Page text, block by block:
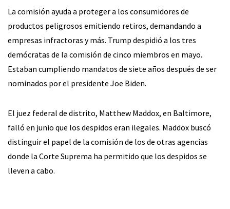
La comisión ayuda a proteger a los consumidores de
productos peligrosos emitiendo retiros, demandando a
empresas infractoras y más. Trump despidió a los tres
demócratas de la comisión de cinco miembros en mayo.
Estaban cumpliendo mandatos de siete años después de ser
nominados por el presidente Joe Biden.
El juez federal de distrito, Matthew Maddox, en Baltimore,
falló en junio que los despidos eran ilegales. Maddox buscó
distinguir el papel de la comisión de los de otras agencias
donde la Corte Suprema ha permitido que los despidos se
lleven a cabo.